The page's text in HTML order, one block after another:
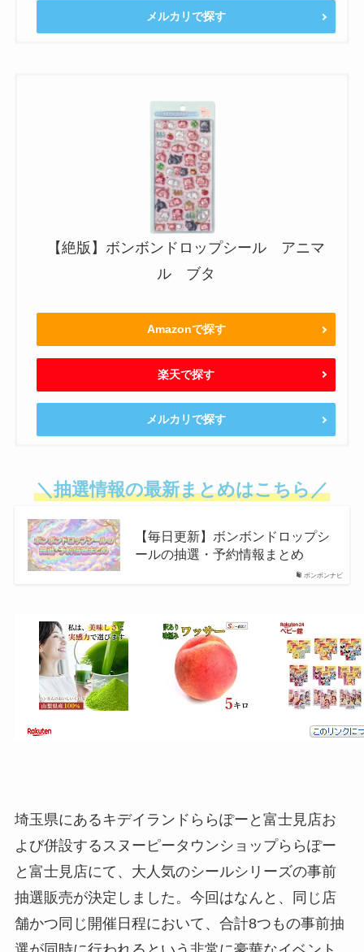
メルカリで探す
【絶版】ボンボンドロップシール アニマ
ル ブタ
Amazonで探す
楽天で探す
メルカリで探す
＼抽選情報の最新まとめはこちら／
ボンボンナビ
【毎日更新】ボンボンドロップシ
ールの抽選・予約情報まとめ
埼玉県にあるキデイランドららぽーと富士見店お
よび併設するスヌーピータウンショップららぽー
と富士見店にて、大人気のシールシリーズの事前
抽選販売が決定しました。今回はなんと、同じ店
舗かつ同じ開催日程において、合計8つもの事前抽